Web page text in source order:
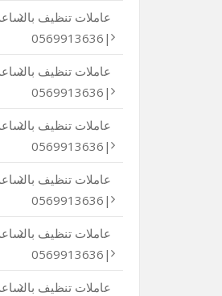
عاملات تنظيف
|0569913636
عاملات تنظيف
|0569913636
عاملات تنظيف
|0569913636
عاملات تنظيف
|0569913636
عاملات تنظيف
|0569913636
عاملات تنظيف